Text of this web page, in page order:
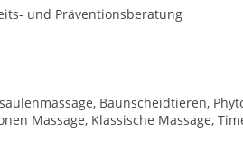
und Präventionsberatung
Baunscheidtieren,
Massage, Klassische Massage,